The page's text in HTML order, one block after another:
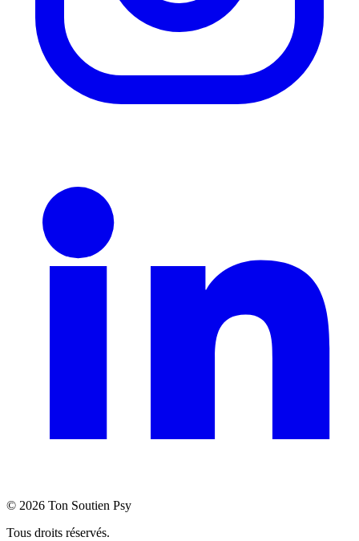
© 2026 Ton Soutien Psy
Tous droits réservés.